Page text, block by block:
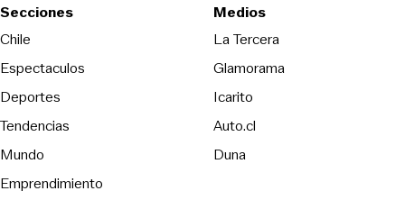
Secciones
Chile
Espectaculos
Deportes
Tendencias
Mundo
Emprendimiento
Medios
La TerceraOpens in new
Glamorama
Icarito
Auto.cl
DunaOpens in new window